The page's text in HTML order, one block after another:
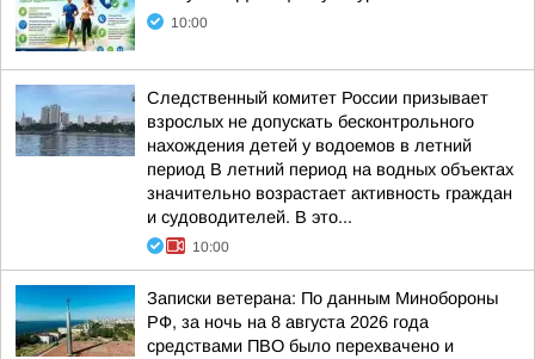
10:00
Следственный комитет России призывает
взрослых не допускать бесконтрольного
нахождения детей у водоемов в летний
период В летний период на водных объектах
значительно возрастает активность граждан
и судоводителей. В это...
10:00
Записки ветерана: По данным Минобороны
РФ, за ночь на 8 августа 2026 года
средствами ПВО было перехвачено и